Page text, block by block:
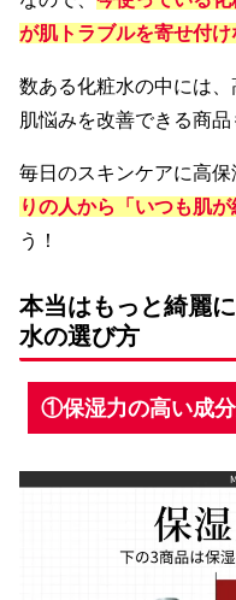
が肌トラブルを寄せ付
数ある化粧水の中には
肌悩みを改善できる商品
毎日のスキンケアに高保
りの人から「いつも肌が
う！
本当はもっと綺麗
水の選び方
①保湿力の高い成